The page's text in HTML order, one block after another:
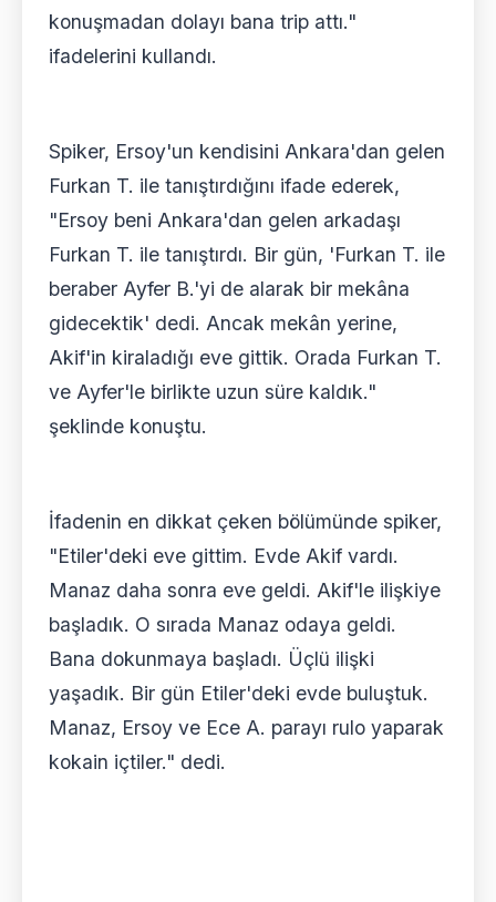
konuşmadan dolayı bana trip attı."
ifadelerini kullandı.
Spiker, Ersoy'un kendisini Ankara'dan gelen
Furkan T. ile tanıştırdığını ifade ederek,
"Ersoy beni Ankara'dan gelen arkadaşı
Furkan T. ile tanıştırdı. Bir gün, 'Furkan T. ile
beraber Ayfer B.'yi de alarak bir mekâna
gidecektik' dedi. Ancak mekân yerine,
Akif'in kiraladığı eve gittik. Orada Furkan T.
ve Ayfer'le birlikte uzun süre kaldık."
şeklinde konuştu.
İfadenin en dikkat çeken bölümünde spiker,
"Etiler'deki eve gittim. Evde Akif vardı.
Manaz daha sonra eve geldi. Akif'le ilişkiye
başladık. O sırada Manaz odaya geldi.
Bana dokunmaya başladı. Üçlü ilişki
yaşadık. Bir gün Etiler'deki evde buluştuk.
Manaz, Ersoy ve Ece A. parayı rulo yaparak
kokain içtiler." dedi.